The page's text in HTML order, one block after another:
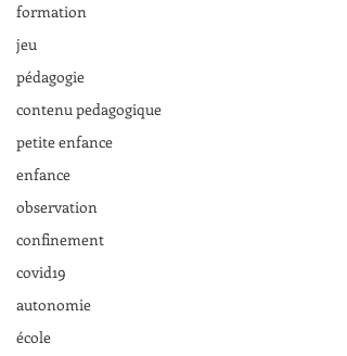
formation
jeu
pédagogie
contenu pedagogique
petite enfance
enfance
observation
confinement
covid19
autonomie
école